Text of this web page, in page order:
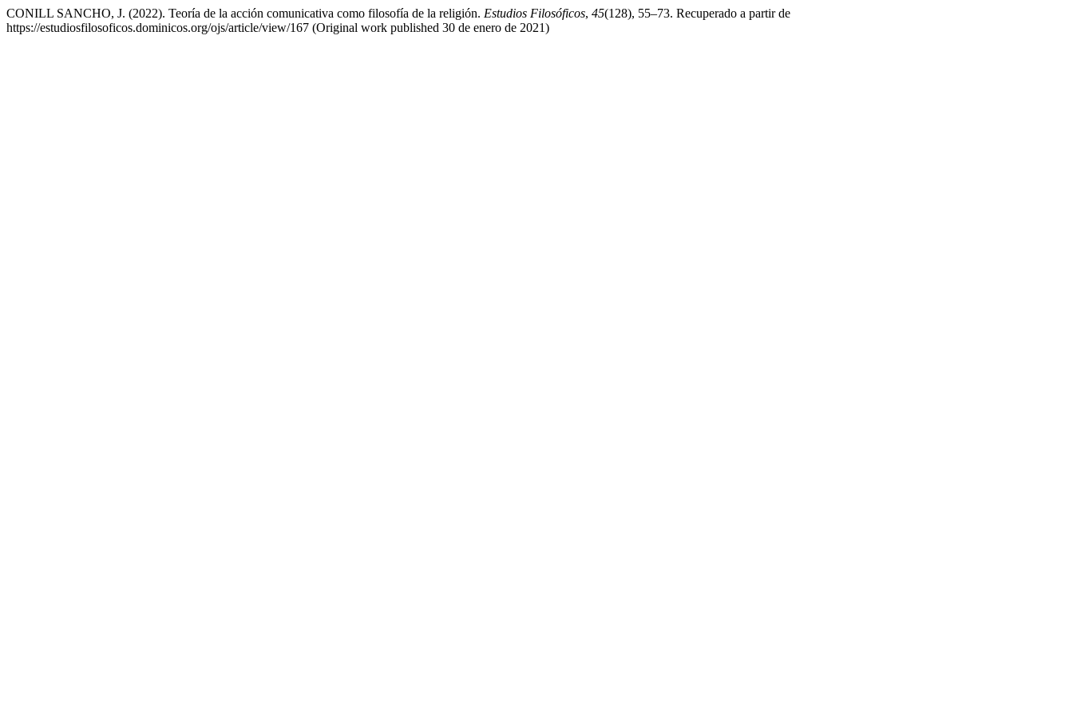
CONILL SANCHO, J. (2022). Teoría de la acción comunicativa como filosofía de la religión. Estudios Filosóficos, 45(128), 55–73. Recuperado a partir de
https://estudiosfilosoficos.dominicos.org/ojs/article/view/167 (Original work published 30 de enero de 2021)